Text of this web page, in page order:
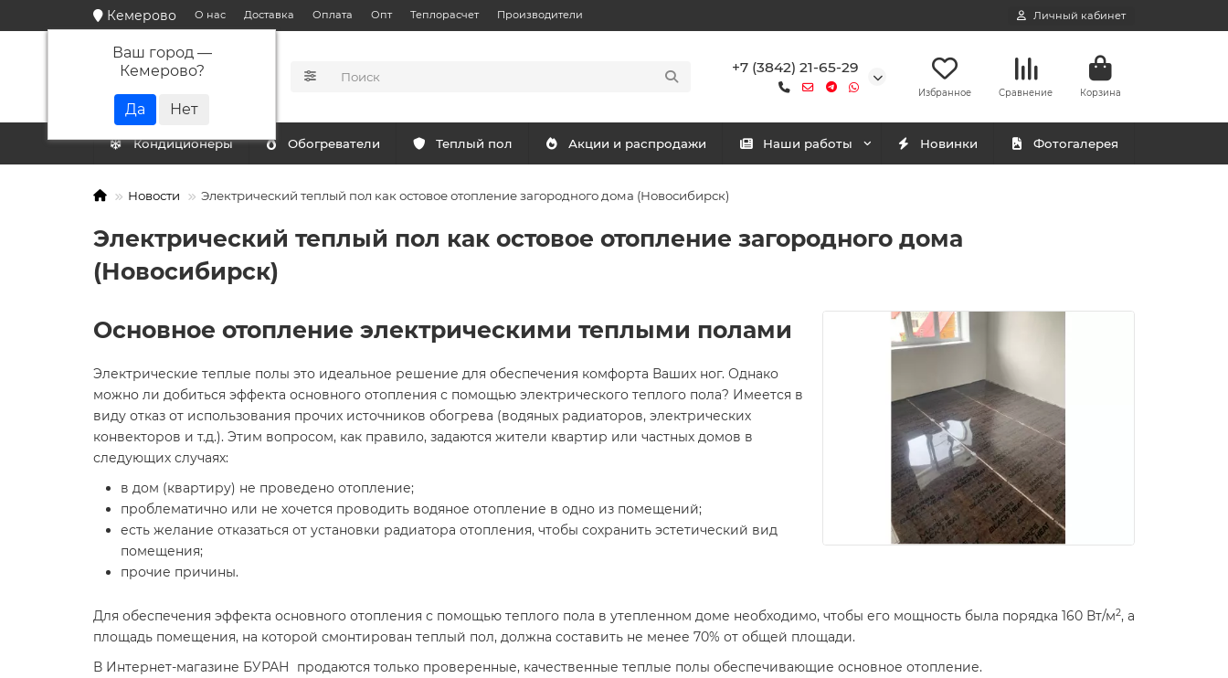
Кемерово
Ваш город —
Кемерово?
О нас Доставка Оплата Опт Теплорасчет Производители Личный кабинет
КАТАЛОГ
+7 (3842) 21-65-29
Избранное Сравнение Корзина
Кондиционеры Обогреватели Теплый пол Акции и распродажи Наши работы Новинки Фотогалерея
Новости Электрический теплый пол как остовое отопление загородного дома (Новосибирск)
Электрический теплый пол как остовое отопление загородного дома
(Новосибирск)
Основное отопление электрическими теплыми полами
Электрические теплые полы это идеальное решение для обеспечения комфорта Ваших ног. Однако
можно ли добиться эффекта основного отопления с помощью электрического теплого пола? Имеется в
виду отказ от использования прочих источников обогрева (водяных радиаторов, электрических
конвекторов и т.д.). Этим вопросом, как правило, задаются жители квартир или частных домов в
следующих случаях:
в дом (квартиру) не проведено отопление;
проблематично или не хочется проводить водяное отопление в одно из помещений;
есть желание отказаться от установки радиатора отопления, чтобы сохранить эстетический вид
помещения;
прочие причины.
Для обеспечения эффекта основного отопления с помощью теплого пола в утепленном доме необходимо, чтобы его мощность была порядка 160 Вт/м2, а
площадь помещения, на которой смонтирован теплый пол, должна составить не менее 70% от общей площади.
В Интернет-магазине БУРАН продаются только проверенные, качественные теплые полы обеспечивающие основное отопление.